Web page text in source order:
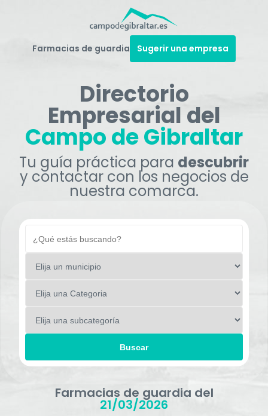
Farmacias de guardia Sugerir una empresa
Directorio
Empresarial del
Campo de Gibraltar
Tu guía práctica para descubrir
y contactar con los negocios de
nuestra comarca.
Buscar
Farmacias de guardia del
21/03/2026